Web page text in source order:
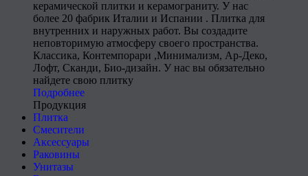
керамической плитки и керамограниту. У нас
более 20 фабрик Италии и Испании . Плитка для
внутренних и наружных работ. Вы создадите
неповторимую атмосферу своего пространства.
Классика, Контемпорари ,Минимализм, Ар-Деко,
Лофт, Сканди, Био-дизайн. У нас вы обязательно
найдете свою плитку
Подробнее
Продукция
Плитка
Смесители
Аксессуары
Раковины
Унитазы